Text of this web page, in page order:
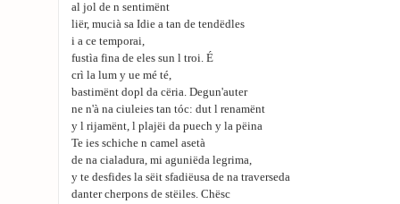
al jol de n sentimënt
liër, mucià sa Idie a tan de tendëdles
i a ce temporai,
fustìa fina de eles sun l troi. É
crì la lum y ue mé té,
bastimënt dopl da cëria. Degun'auter
ne n'à na ciuleies tan tóc: dut l renamënt
y l rijamënt, l plajëi da puech y la pëina
Te ies schiche n camel asetà
de na cialadura, mi aguniëda legrima,
y te desfides la sëit sfadiëusa de na traverseda
danter cherpons de stëiles. Chësc